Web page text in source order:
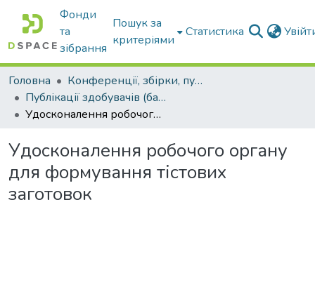
Фонди
та
зібрання
Пошук за
критеріями
Статистика
Головна
Конференції, збірки, публікації молодих вчених і здобувачів : магістрів, бакалаврів, аспірантів.
Публікації здобувачів (бакалаврів. магістрів, аспірантів)
Удосконалення робочого органу для формування тістових заготовок
Удосконалення робочого органу
для формування тістових
заготовок